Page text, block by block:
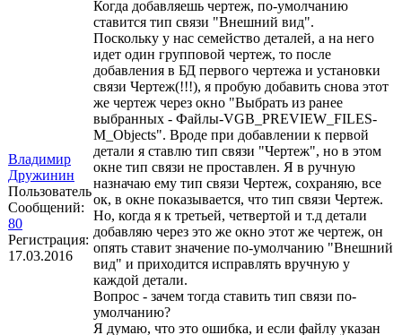
Владимир
Дружинин
Пользователь
Сообщений:
80
Регистрация:
17.03.2016
Когда добавляешь чертеж, по-умолчанию
ставится тип связи "Внешний вид".
Поскольку у нас семейство деталей, а на него
идет один групповой чертеж, то после
добавления в БД первого чертежа и установки
связи Чертеж(!!!), я пробую добавить снова этот
же чертеж через окно "Выбрать из ранее
выбранных - Файлы-VGB_PREVIEW_FILES-
M_Objects". Вроде при добавлении к первой
детали я ставлю тип связи "Чертеж", но в этом
окне тип связи не проставлен. Я в ручную
назначаю ему тип связи Чертеж, сохраняю, все
ок, в окне показывается, что тип связи Чертеж.
Но, когда я к третьей, четвертой и т.д детали
добавляю через это же окно этот же чертеж, он
опять ставит значение по-умолчанию "Внешний
вид" и приходится исправлять вручную у
каждой детали.
Вопрос - зачем тогда ставить тип связи по-
умолчанию?
Я думаю, что это ошибка, и если файлу указан